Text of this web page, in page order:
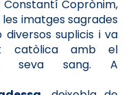
Coprònim,
imatges sagrades
suplicis i va
catòlica amb el
seva sang. A